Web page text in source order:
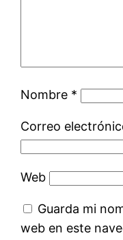
Nombre *
Correo
Web
Guarda mi
web en este